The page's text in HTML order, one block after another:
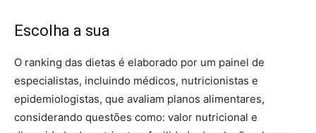
Escolha a sua
O ranking das dietas é elaborado por um painel de
especialistas, incluindo médicos, nutricionistas e
epidemiologistas, que avaliam planos alimentares,
considerando questões como: valor nutricional e